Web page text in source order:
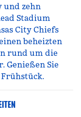
und zehn
Stadium
City Chiefs
beheizten
rund um die
Genießen Sie